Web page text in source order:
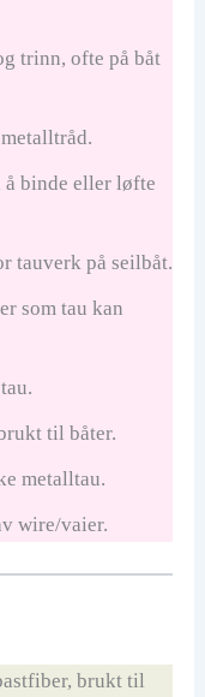
trinn, ofte på båt
binde eller løfte
tauverk på seilbåt.
som tau kan
til båter.
metalltau.
wire/vaier.
brukt til